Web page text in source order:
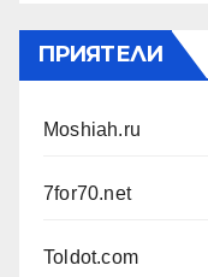
ПРИЯТЕЛИ
Moshiah.ru
7for70.net
Toldot.com